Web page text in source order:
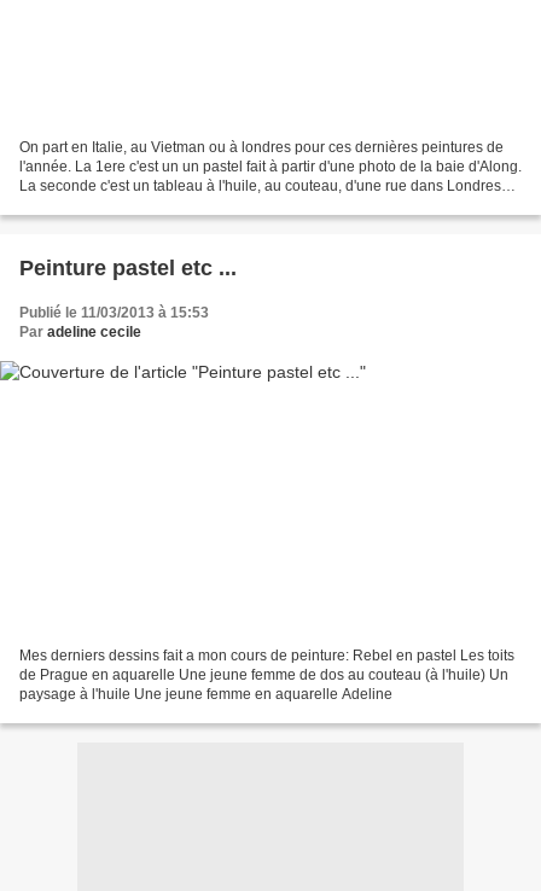
On part en Italie, au Vietman ou à londres pour ces dernières peintures de
l'année. La 1ere c'est un un pastel fait à partir d'une photo de la baie d'Along.
La seconde c'est un tableau à l'huile, au couteau, d'une rue dans Londres
Peinture pastel etc ...
Publié le 11/03/2013 à 15:53
Par adeline cecile
Mes derniers dessins fait a mon cours de peinture: Rebel en pastel Les toits
de Prague en aquarelle Une jeune femme de dos au couteau (à l'huile) Un
paysage à l'huile Une jeune femme en aquarelle Adeline